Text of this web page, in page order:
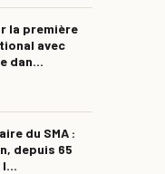
la première
avec
dan...
du SMA :
depuis 65